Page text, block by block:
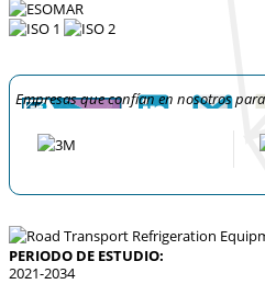
Empresas que confían en nosotros
PERIODO DE ESTUDIO:
2021-2034